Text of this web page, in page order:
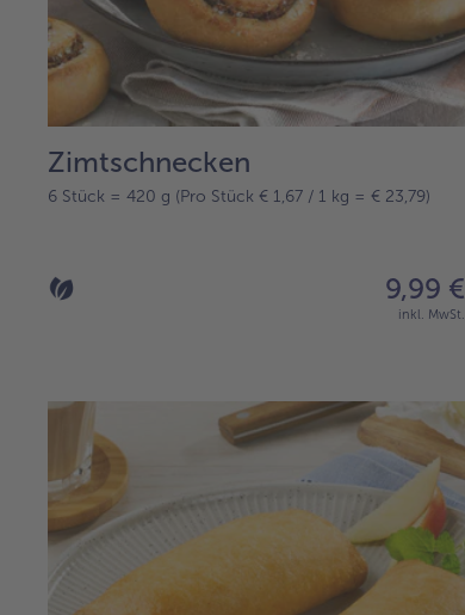
Zimtschnecken
6 Stück = 420 g (Pro Stück € 1,67 / 1 kg = € 23,79)
9,99 €
inkl. MwSt.